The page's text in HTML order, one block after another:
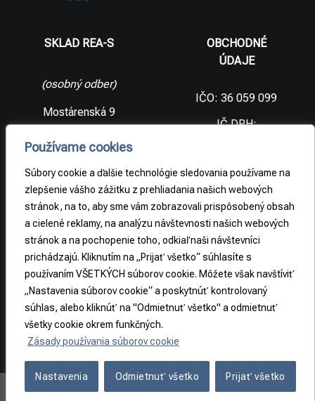
Používame cookies
Súbory cookie a ďalšie technológie sledovania používame na
zlepšenie vášho zážitku z prehliadania našich webových
stránok, na to, aby sme vám zobrazovali prispôsobený obsah
a cielené reklamy, na analýzu návštevnosti našich webových
stránok a na pochopenie toho, odkiaľ naši návštevníci
prichádzajú. Kliknutím na „Prijať všetko“ súhlasíte s
používaním VŠETKÝCH súborov cookie. Môžete však navštíviť
„Nastavenia súborov cookie“ a poskytnúť kontrolovaný
súhlas, alebo kliknúť na "Odmietnuť všetko" a odmietnuť
všetky cookie okrem funkčných.
Zásady používania súborov cookie
Nastavenia Odmietnuť všetko Prijať všetko
SKLAD REA-S
(osobný odber)
Mostárenská 9
republika
OBCHODNÉ
ÚDAJE
IČO: 36 059 099
IČ DPH:
2021733065
PRÁVNE
INFORMÁCIE
Obchodné
podmienky
zmluvy
Copyright 2026 © REA-S s.r.o.